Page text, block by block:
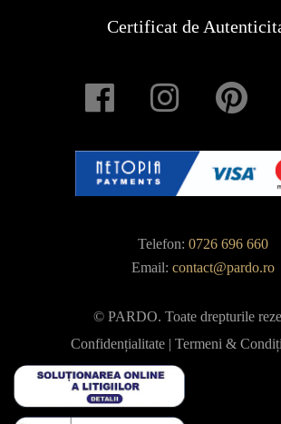
Certificat de
Telefon: 0726 696 660
Email: contact@pardo.ro
© PARDO. Toate drepturile
Confidențialitate | Termeni &